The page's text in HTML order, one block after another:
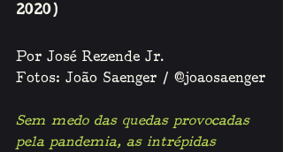
2020)
Por José Rezende Jr.
Fotos: João Saenger / @joaosaenger
Sem medo das quedas provocadas
pela pandemia, as intrépidas